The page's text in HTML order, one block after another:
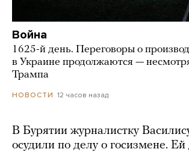
Война
1625-й день. Переговоры о
в Украине продолжаются —
Трампа
НОВОСТИ 12 часов назад
В Бурятии журналистку
осудили по делу о госизмене.